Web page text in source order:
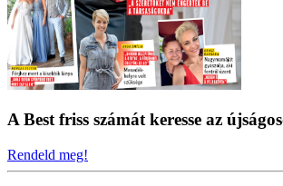
A Best friss számát keresse az
Rendeld meg!